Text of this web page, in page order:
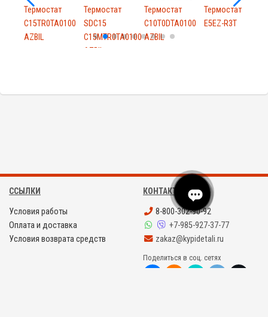
Термостат
C15TR0TA0100
AZBIL
Термостат
SDC15
C15MTR0TA0100
AZBIL
Термостат
C10T0DTA0100
AZBIL
Термостат
E5EZ-R3T
ССЫЛКИ
Условия работы
Оплата и доставка
Условия возврата средств
КОНТАКТЫ
8-800-302-90-92
+7-985-927-37-77
zakaz@kypidetali.ru
Поделиться в соц. сетях